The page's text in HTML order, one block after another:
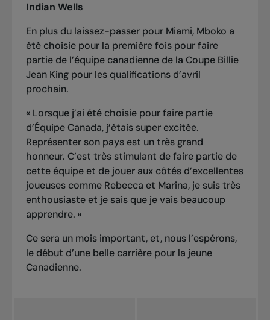
Indian Wells
En plus du laissez-passer pour Miami, Mboko a
été choisie pour la première fois pour faire
partie de l’équipe canadienne de la Coupe Billie
Jean Kingpour les qualifications d’avril
prochain.
« Lorsque j’ai été choisie pour faire partie
d’Équipe Canada, j’étais super excitée.
Représenter son pays est un très grand
honneur. C’est très stimulant de faire partie de
cette équipe et de jouer aux côtés d’excellentes
joueuses comme Rebecca et Marina, je suis très
enthousiaste et je sais que je vais beaucoup
apprendre. »
Ce sera un mois important, et, nous l’espérons,
le début d’une belle carrière pour la jeune
Canadienne.